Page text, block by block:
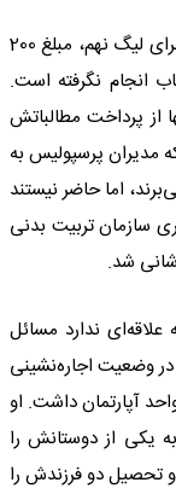
او اعلام کرد که تمامی حقوق مربوط به قراردادش برای لیگ نهم، مبلغ 200
انجام نگرفته است.
از پرداخت مطالباتش
مدیران پرسپولیس به
اما حاضر نیستند
سازمان تربیت بدنی
شد.
ندارد مسائل
وضعیت اجاره‌نشینی
آپارتمان داشت. او
40 متری متعلق به یکی از دوستانش را
و تحصیل دو فرزندش را